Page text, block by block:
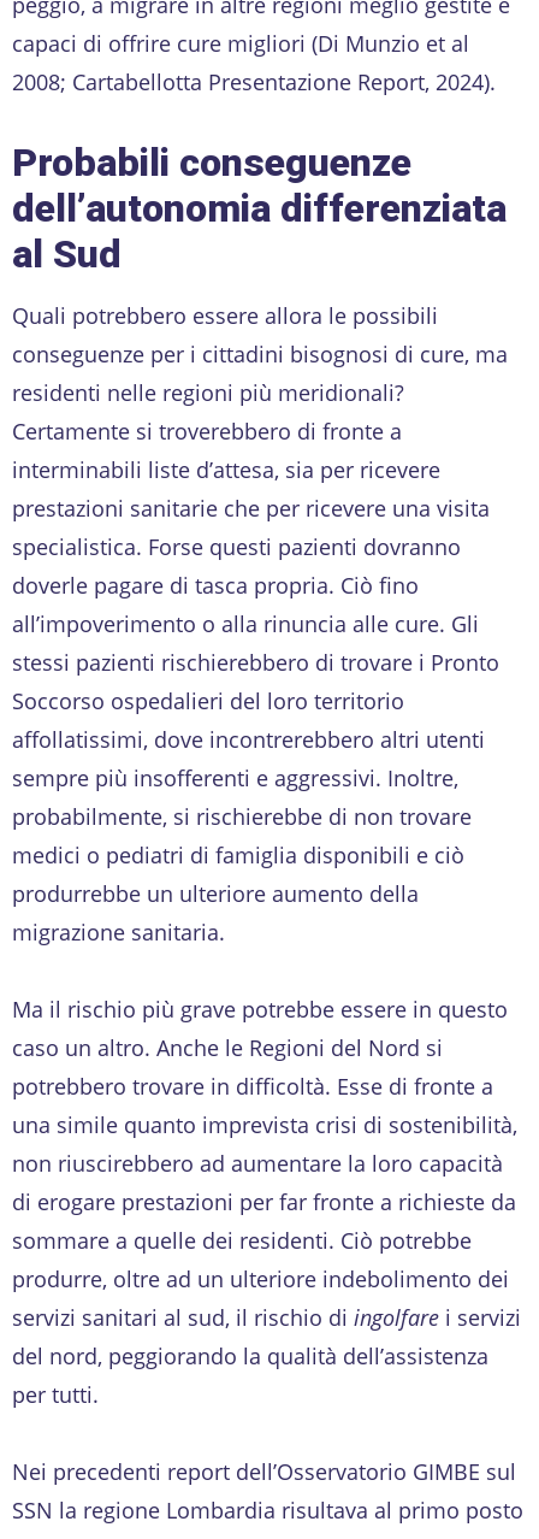
capaci di offrire cure migliori (Di Munzio et al
2008; Cartabellotta Presentazione Report, 2024).
Probabili conseguenze
dell’autonomia differenziata
al Sud
Quali potrebbero essere allora le possibili
conseguenze per i cittadini bisognosi di cure, ma
residenti nelle regioni più meridionali?
Certamente si troverebbero di fronte a
interminabili liste d’attesa, sia per ricevere
prestazioni sanitarie che per ricevere una visita
specialistica. Forse questi pazienti dovranno
doverle pagare di tasca propria. Ciò fino
all’impoverimento o alla rinuncia alle cure. Gli
stessi pazienti rischierebbero di trovare i Pronto
Soccorso ospedalieri del loro territorio
affollatissimi, dove incontrerebbero altri utenti
sempre più insofferenti e aggressivi. Inoltre,
probabilmente, si rischierebbe di non trovare
medici o pediatri di famiglia disponibili e ciò
produrrebbe un ulteriore aumento della
migrazione sanitaria.
Ma il rischio più grave potrebbe essere in questo
caso un altro. Anche le Regioni del Nord si
potrebbero trovare in difficoltà. Esse di fronte a
una simile quanto imprevista crisi di sostenibilità,
non riuscirebbero ad aumentare la loro capacità
di erogare prestazioni per far fronte a richieste da
sommare a quelle dei residenti. Ciò potrebbe
produrre, oltre ad un ulteriore indebolimento dei
servizi sanitari al sud, il rischio di ingolfare i servizi
del nord, peggiorando la qualità dell’assistenza
per tutti.
Nei precedenti report dell’Osservatorio GIMBE sul
SSN la regione Lombardia risultava al primo posto